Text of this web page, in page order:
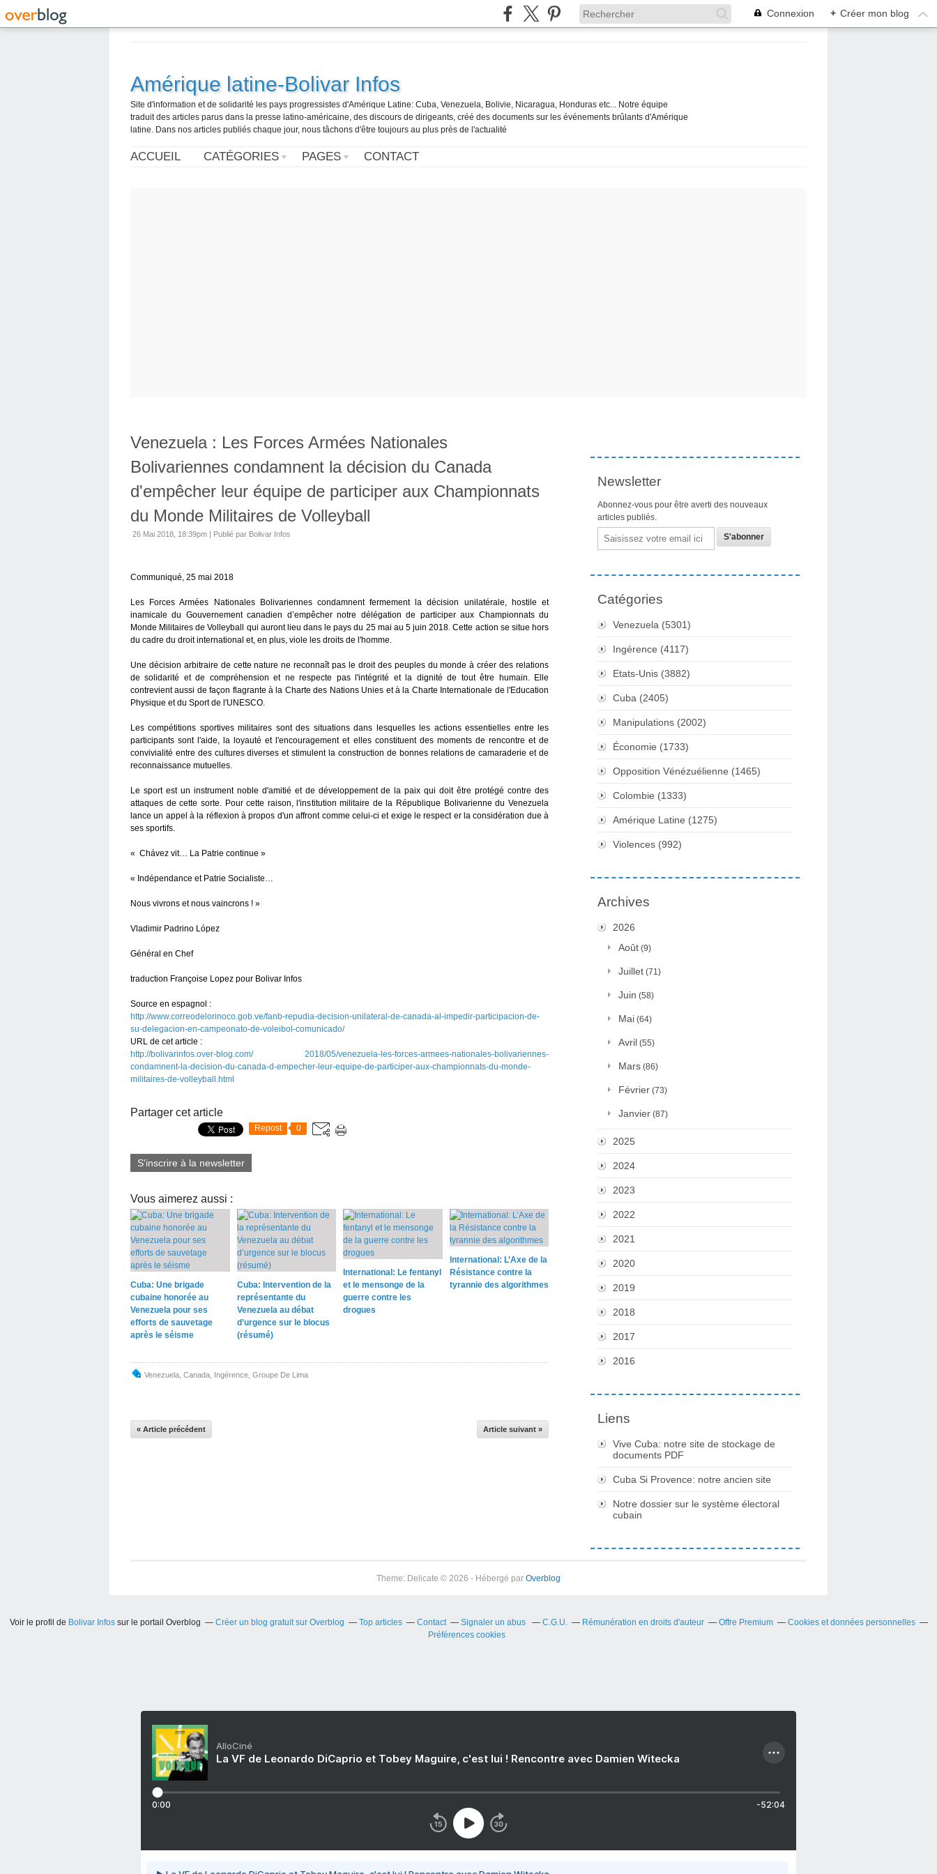
Connexion + Créer mon blog
Amérique latine-Bolivar Infos
Site d'information et de solidarité les pays progressistes d'Amérique Latine: Cuba, Venezuela, Bolivie, Nicaragua, Honduras etc... Notre équipe
traduit des articles parus dans la presse latino-américaine, des discours de dirigeants, créé des documents sur les événements brûlants d'Amérique
latine. Dans nos articles publiés chaque jour, nous tâchons d'être toujours au plus près de l'actualité
ACCUEIL CATÉGORIES PAGES CONTACT
Venezuela : Les Forces Armées Nationales
Bolivariennes condamnent la décision du Canada
d'empêcher leur équipe de participer aux Championnats
du Monde Militaires de Volleyball
26 Mai 2018, 18:39pm | Publié par Bolivar Infos
Communiqué, 25 mai 2018
Les Forces Armées Nationales Bolivariennes condamnent fermement la décision unilatérale, hostile et
inamicale du Gouvernement canadien d’empêcher notre délégation de participer aux Championnats du
Monde Militaires de Volleyball qui auront lieu dans le pays du 25 mai au 5 juin 2018. Cette action se situe hors
du cadre du droit international et, en plus, viole les droits de l'homme.
Une décision arbitraire de cette nature ne reconnaît pas le droit des peuples du monde à créer des relations
de solidarité et de compréhension et ne respecte pas l'intégrité et la dignité de tout être humain. Elle
contrevient aussi de façon flagrante à la Charte des Nations Unies et à la Charte Internationale de l'Education
Physique et du Sport de l'UNESCO.
Les compétitions sportives militaires sont des situations dans lesquelles les actions essentielles entre les
participants sont l'aide, la loyauté et l'encouragement et elles constituent des moments de rencontre et de
convivialité entre des cultures diverses et stimulent la construction de bonnes relations de camaraderie et de
reconnaissance mutuelles.
Le sport est un instrument noble d'amitié et de développement de la paix qui doit être protégé contre des
attaques de cette sorte. Pour cette raison, l'institution militaire de la République Bolivarienne du Venezuela
lance un appel à la réflexion à propos d'un affront comme celui-ci et exige le respect er la considération due à
ses sportifs.
« Chávez vit… La Patrie continue »
« Indépendance et Patrie Socialiste…
Nous vivrons et nous vaincrons ! »
Vladimir Padrino López
Général en Chef
traduction Françoise Lopez pour Bolivar Infos
Source en espagnol :
http://www.correodelorinoco.gob.ve/fanb-repudia-decision-unilateral-de-canada-al-impedir-participacion-de-
su-delegacion-en-campeonato-de-voleibol-comunicado/
URL de cet article :
http://bolivarinfos.over-blog.com/ 2018/05/venezuela-les-forces-armees-nationales-bolivariennes-
condamnent-la-decision-du-canada-d-empecher-leur-equipe-de-participer-aux-championnats-du-monde-
militaires-de-volleyball.html
Partager cet article
Repost 0
S'inscrire à la newsletter
Vous aimerez aussi :
Cuba: Une brigade
cubaine honorée au
Venezuela pour ses
efforts de sauvetage
après le séisme
Cuba: Intervention de la
représentante du
Venezuela au débat
d’urgence sur le blocus
(résumé)
International: Le fentanyl
et le mensonge de la
guerre contre les
drogues
International: L’Axe de la
Résistance contre la
tyrannie des algorithmes
Venezuela Canada Ingérence Groupe De Lima
« Article précédent Article suivant »
Newsletter
Abonnez-vous pour être averti des nouveaux
articles publiés.
Email
Catégories
Venezuela (5301)
Ingérence (4117)
Etats-Unis (3882)
Cuba (2405)
Manipulations (2002)
Économie (1733)
Opposition Vénézuélienne (1465)
Colombie (1333)
Amérique Latine (1275)
Violences (992)
Archives
2026
Août (9)
Juillet (71)
Juin (58)
Mai (64)
Avril (55)
Mars (86)
Février (73)
Janvier (87)
2025
2024
2023
2022
2021
2020
2019
2018
2017
2016
Liens
Vive Cuba: notre site de stockage de
documents PDF
Cuba Si Provence: notre ancien site
Notre dossier sur le système électoral
cubain
Theme: Delicate © 2026 - Hébergé par Overblog
Voir le profil de Bolivar Infossur le portail Overblog Créer un blog gratuit sur Overblog Top articles Contact Signaler un abus C.G.U. Rémunération en droits d'auteur Offre Premium
Cookies et données personnelles
Préférences cookies
AlloCiné
La VF de Leonardo DiCaprio et Tobey Maguire, c'est lui ! Rencontre avec Damien Witecka
0:00 -52:04